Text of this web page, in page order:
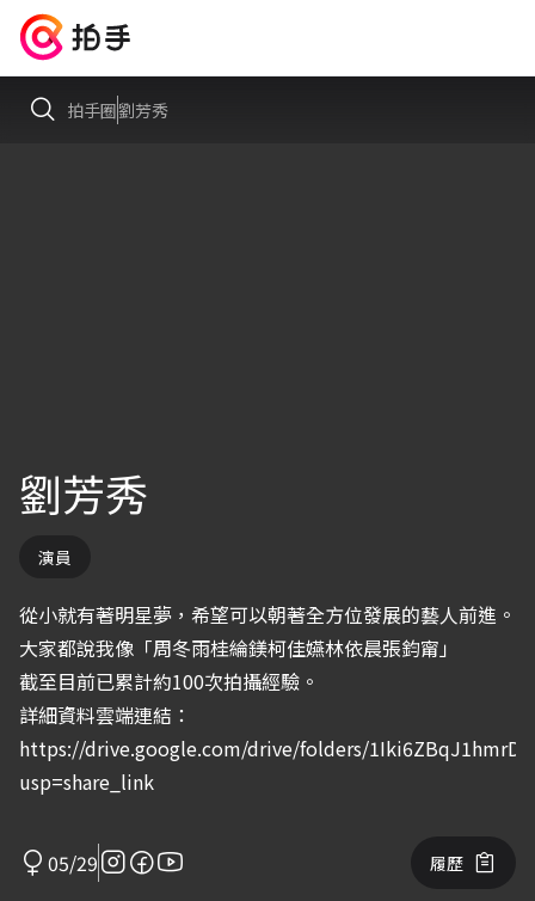
拍手圈劉芳秀
劉芳秀
演員
從小就有著明星夢，希望可以朝著全方位發展的藝人前進。
大家都說我像「周冬雨桂綸鎂柯佳嬿林依晨張鈞甯」
截至目前已累計約100次拍攝經驗。
詳細資料雲端連結：
https://drive.google.com/drive/folders/
usp=share_link
05/29 履歷